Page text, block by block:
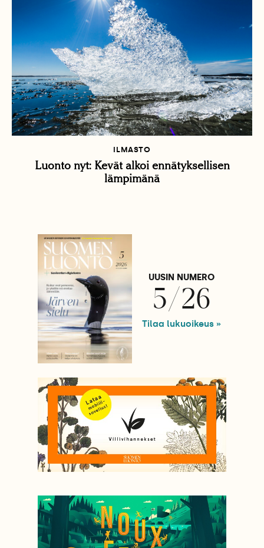
ILMASTO
Luonto nyt: Kevät alkoi ennätyksellisen
lämpimänä
UUSIN NUMERO
5/26
Tilaa lukuoikeus »